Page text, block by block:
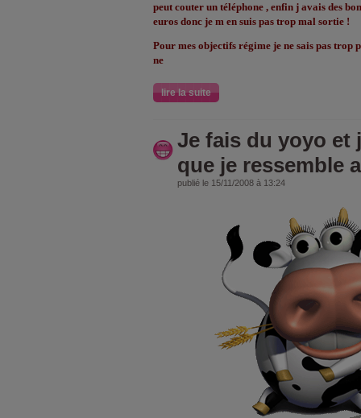
peut couter un téléphone , enfin j avais des
euros donc je m en suis pas trop mal sortie !
Pour mes objectifs régime je ne sais pas trop
ne
lire la suite
Je fais du yoyo et
que je ressemble
publié le 15/11/2008 à 13:24